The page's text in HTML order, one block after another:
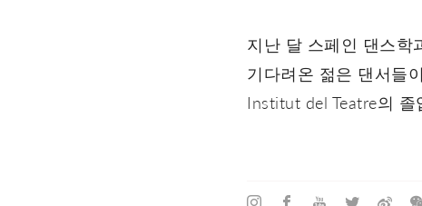
지난 달 스페인 댄스학
기다려온 젊은 댄서들
Institut del Teatre의 졸